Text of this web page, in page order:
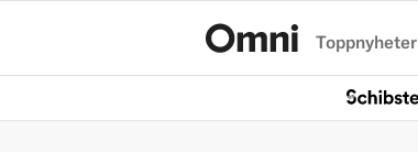
Toppnyheter